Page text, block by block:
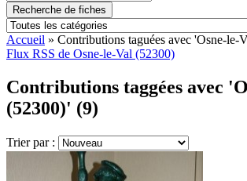
Recherche de fiches
Accueil » Contributions taguées avec 'Osne-le-
Flux RSS de Osne-le-Val (52300)
Contributions taggées avec
(52300)' (9)
Trier par :